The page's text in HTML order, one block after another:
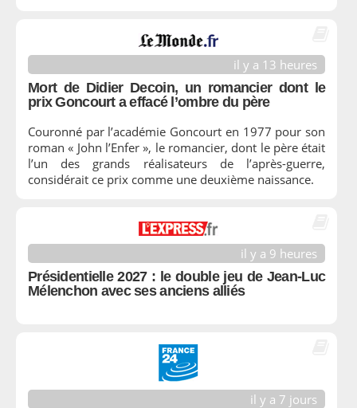
il y a 13 heures
Mort de Didier Decoin, un romancier dont le
prix Goncourt a effacé l’ombre du père
Couronné par l’académie Goncourt en 1977 pour son
roman « John l’Enfer », le romancier, dont le père était
l’un des grands réalisateurs de l’après-guerre,
considérait ce prix comme une deuxième naissance.
il y a 9 heures
Présidentielle 2027 : le double jeu de Jean-Luc
Mélenchon avec ses anciens alliés
il y a 7 jours